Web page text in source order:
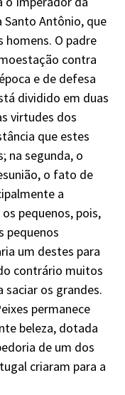
Santo Antônio, que
homens. O padre
contra
e de defesa
dividido em duas
virtudes dos
que estes
na segunda, o
o fato de
a
pequenos, pois,
pequenos
um destes para
contrário muitos
saciar os grandes.
permanece
beleza, dotada
de um dos
criaram para a